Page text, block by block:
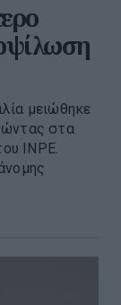
μειώθηκε
στα
INPE.